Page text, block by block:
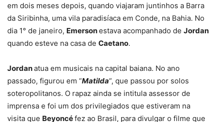
em dois meses depois, quando viajaram juntinhos a Barra
da Siribinha, uma vila paradisíaca em Conde, na Bahia. No
dia 1° de janeiro, Emersonestava acompanhado de Jordan
quando esteve na casa de Caetano.
Jordanatua em musicais na capital baiana. No ano
passado, figurou em “Matilda“, que passou por solos
soteropolitanos. O rapaz ainda se intitula assessor de
imprensa e foi um dos privilegiados que estiveram na
visita que Beyoncéfez ao Brasil, para divulgar o filme que